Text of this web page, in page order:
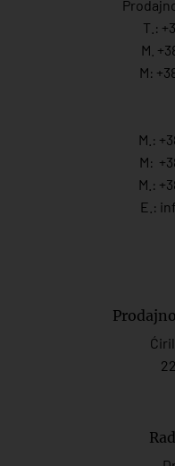
T.:
M.
M:
M.:
M:
M.:
E.: